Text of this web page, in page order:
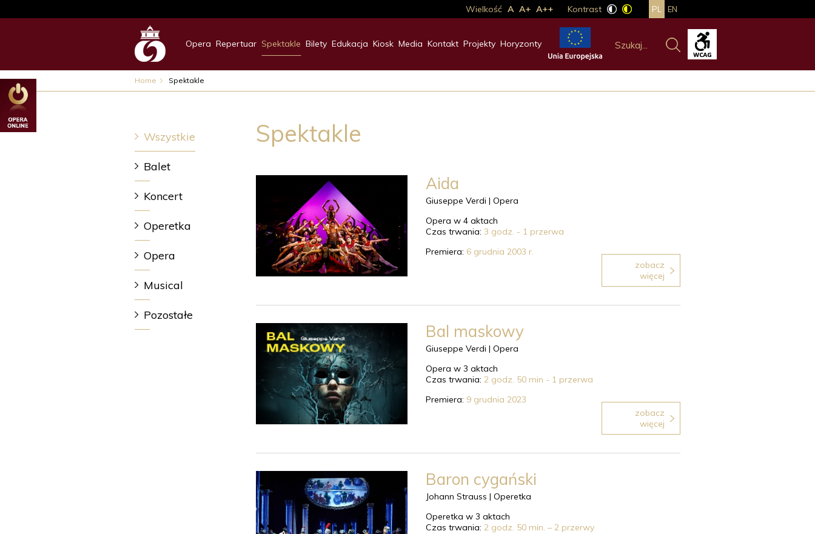
Opera Repertuar Spektakle Bilety Edukacja Kiosk Media Kontakt Projekty Horyzonty
Wielkość A A+ A++ Kontrast PL EN
Home Spektakle
Wszystkie
Balet
Koncert
Operetka
Opera
Musical
Pozostałe
Spektakle
Aida
Giuseppe Verdi | Opera
Opera w 4 aktach
Czas trwania: 3 godz. - 1 przerwa
Premiera: 6 grudnia 2003 r.
zobacz
więcej
Bal maskowy
Giuseppe Verdi | Opera
Opera w 3 aktach
Czas trwania: 2 godz. 50 min - 1 przerwa
Premiera: 9 grudnia 2023
zobacz
więcej
Baron cygański
Johann Strauss | Operetka
Operetka w 3 aktach
Czas trwania: 2 godz. 50 min. – 2 przerwy